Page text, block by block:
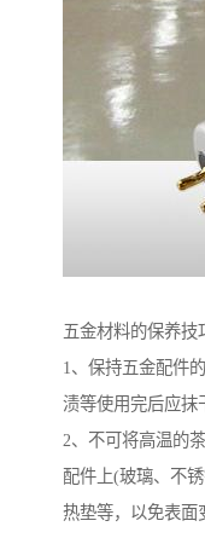
五金材料的保养技
1、保持五金配件
渍等使用完后应抹
2、不可将高温的
配件上(玻璃、不
热垫等，以免表面